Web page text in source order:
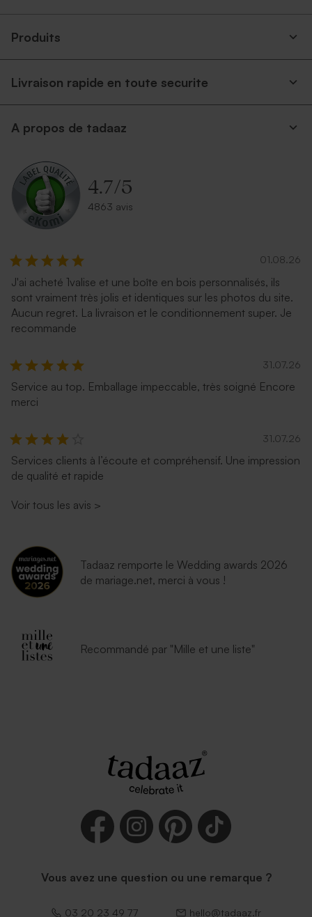
Produits
Livraison rapide en toute securite
A propos de tadaaz
4.7/5
4863 avis
01.08.26
J'ai acheté 1valise et une boîte en bois personnalisés, ils
sont vraiment très jolis et identiques sur les photos du site.
Aucun regret. La livraison et le conditionnement super. Je
recommande
31.07.26
Service au top. Emballage impeccable, très soigné Encore
merci
31.07.26
Services clients à l’écoute et compréhensif. Une impression
de qualité et rapide
Voir tous les avis >
Tadaaz remporte le Wedding awards 2026
de mariage.net, merci à vous !
Recommandé par "Mille et une liste"
Vous avez une question ou une remarque ?
03 20 23 49 77 hello@tadaaz.fr